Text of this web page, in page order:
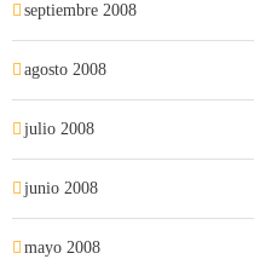
septiembre 2008
agosto 2008
julio 2008
junio 2008
mayo 2008